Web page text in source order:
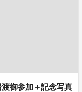
渡御参加＋記念写真